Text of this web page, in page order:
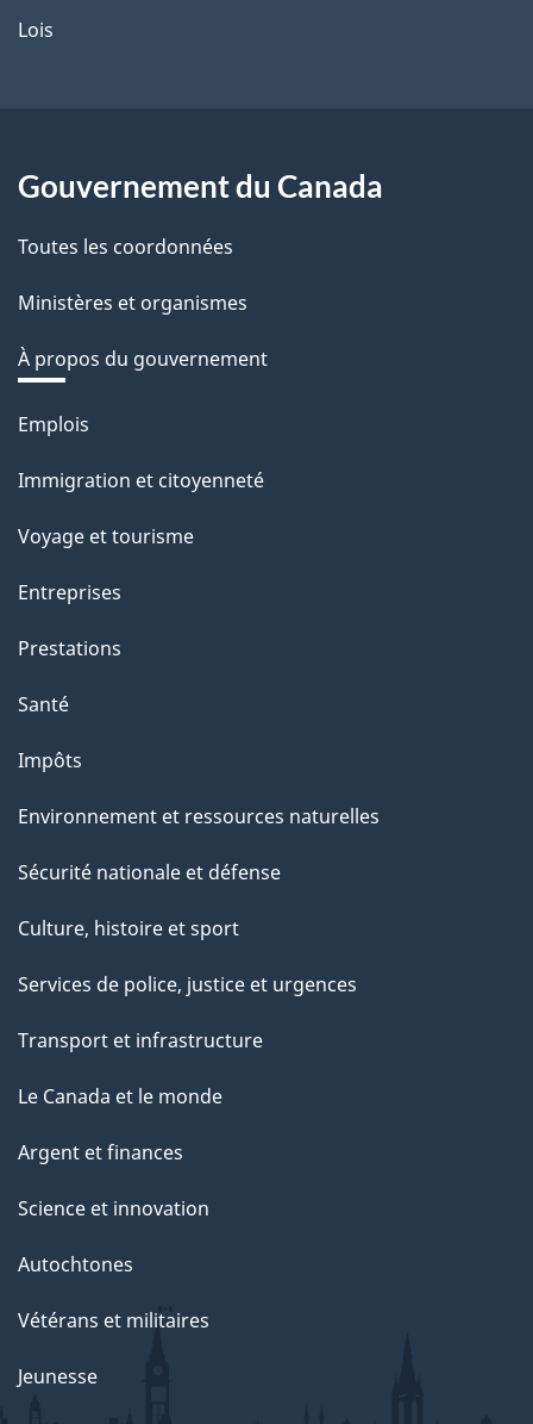
Lois
Gouvernement du Canada
Toutes les coordonnées
Ministères et organismes
À propos du gouvernement
Thèmes
sujets
Emplois
Immigration et citoyenneté
Voyage et tourisme
Entreprises
Prestations
Santé
Impôts
Environnement et ressources naturelles
Sécurité nationale et défense
Culture, histoire et sport
Services de police, justice et urgences
Transport et infrastructure
Le Canada et le monde
Argent et finances
Science et innovation
Autochtones
Vétérans et militaires
Jeunesse